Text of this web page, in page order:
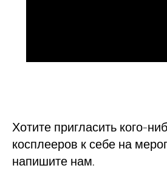
Хотите пригласить кого-
косплееров к себе на
напишите нам.